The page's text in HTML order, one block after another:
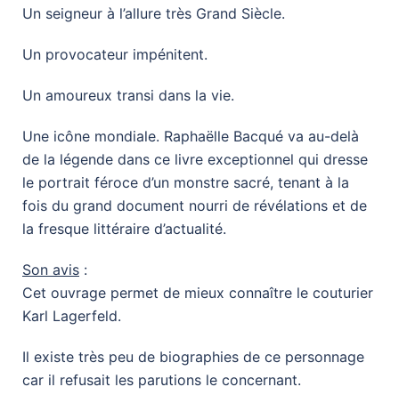
Un seigneur à l’allure très Grand Siècle.
Un provocateur impénitent.
Un amoureux transi dans la vie.
Une icône mondiale. Raphaëlle Bacqué va au-delà
de la légende dans ce livre exceptionnel qui dresse
le portrait féroce d’un monstre sacré, tenant à la
fois du grand document nourri de révélations et de
la fresque littéraire d’actualité.
Son avis :
Cet ouvrage permet de mieux connaître le couturier
Karl Lagerfeld.
Il existe très peu de biographies de ce personnage
car il refusait les parutions le concernant.